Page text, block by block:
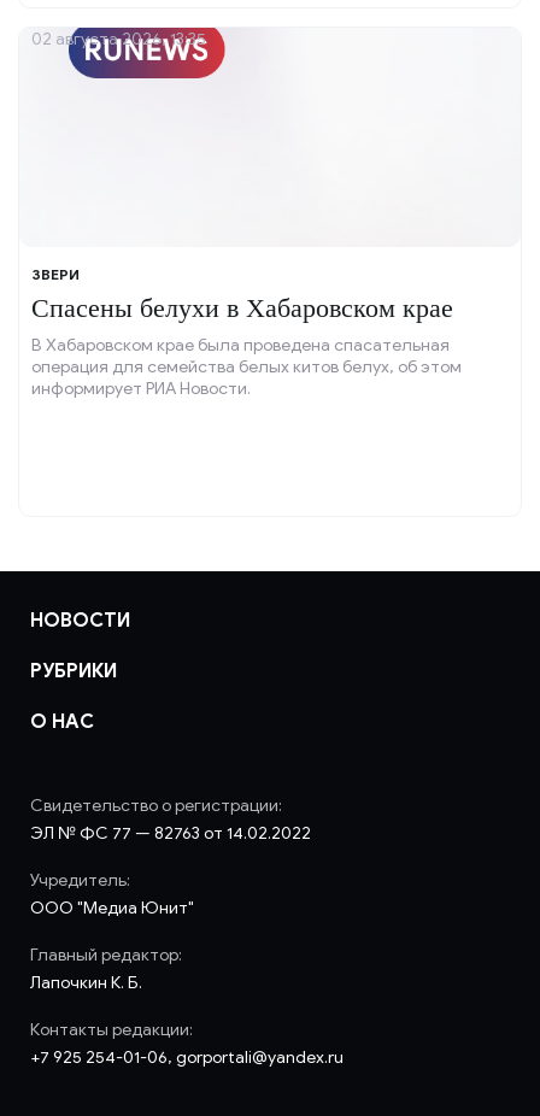
ЗВЕРИ
Спасены белухи в Хабаровском крае
В Хабаровском крае была проведена спасательная
операция для семейства белых китов белух, об этом
информирует РИА Новости.
02 августа 2026, 13:35
НОВОСТИ
РУБРИКИ
О НАС
Свидетельство о регистрации:
ЭЛ № ФС 77 — 82763 от 14.02.2022
Учредитель:
ООО "Медиа Юнит"
Главный редактор:
Лапочкин К. Б.
Контакты редакции:
+7 925 254-01-06, gorportali@yandex.ru